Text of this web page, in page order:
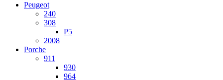
Peugeot
240
308
P5
2008
Porche
911
930
964